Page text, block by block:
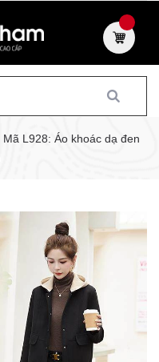
Mã L928: Áo khoác dạ đen